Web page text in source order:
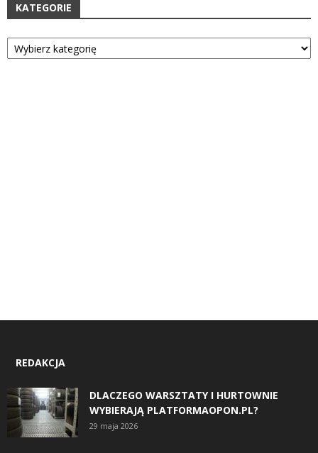
KATEGORIE
Kategorie
REDAKCJA
DLACZEGO WARSZTATY I HURTOWNIE
WYBIERAJĄ PLATFORMAOPON.PL?
29 maja 2026